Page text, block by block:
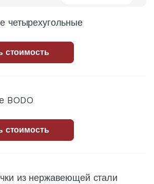
четырехугольные
стоимость
BODO
стоимость
из нержавеющей стали